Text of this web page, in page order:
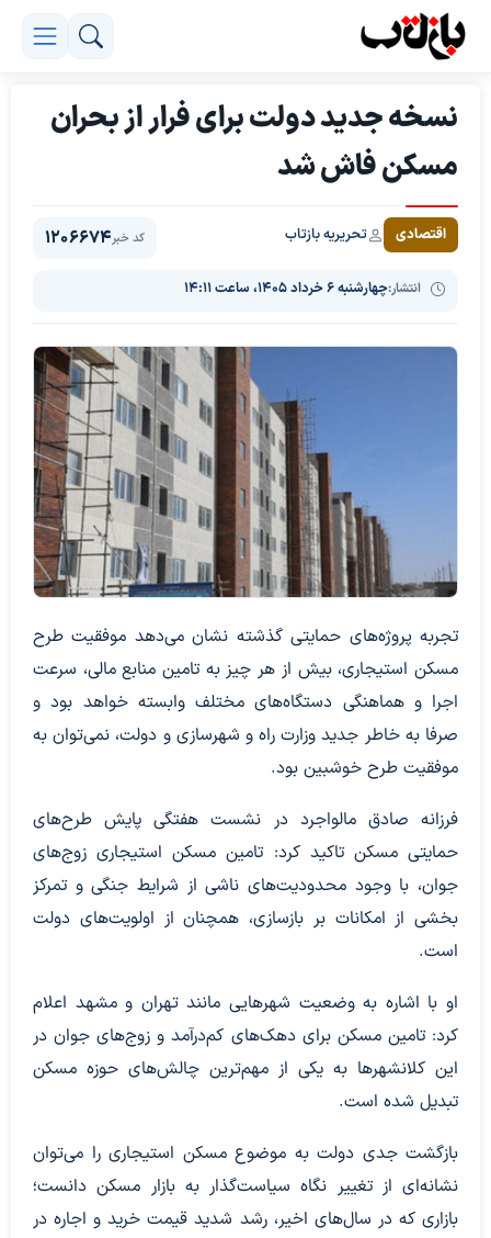
نسخه جدید دولت برای فرار از بحران
مسکن فاش شد
اقتصادی تحریریه بازتاب
انتشار:چهارشنبه ۶ خرداد ۱۴۰۵، ساعت ۱۴:۱۱
کد خبر1206674
تجربه پروژه‌های حمایتی گذشته نشان می‌دهد موفقیت طرح
مسکن استیجاری، بیش از هر چیز به تامین منابع مالی، سرعت
اجرا و هماهنگی دستگاه‌های مختلف وابسته خواهد بود و
صرفا به خاطر جدید وزارت راه و شهرسازی و دولت، نمی‌توان به
موفقیت طرح خوشبین بود.
فرزانه صادق مالواجرد در نشست هفتگی پایش طرح‌های
حمایتی مسکن تاکید کرد: تامین مسکن استیجاری زوج‌های
جوان، با وجود محدودیت‌های ناشی از شرایط جنگی و تمرکز
بخشی از امکانات بر بازسازی، همچنان از اولویت‌های دولت
است.
او با اشاره به وضعیت شهر‌هایی مانند تهران و مشهد اعلام
کرد: تامین مسکن برای دهک‌های کم‌درآمد و زوج‌های جوان در
این کلانشهر‌ها به یکی از مهم‌ترین چالش‌های حوزه مسکن
تبدیل شده است.
بازگشت جدی دولت به موضوع مسکن استیجاری را می‌توان
نشانه‌ای از تغییر نگاه سیاست‌گذار به بازار مسکن دانست؛
بازاری که در سال‌های اخیر، رشد شدید قیمت خرید و اجاره در